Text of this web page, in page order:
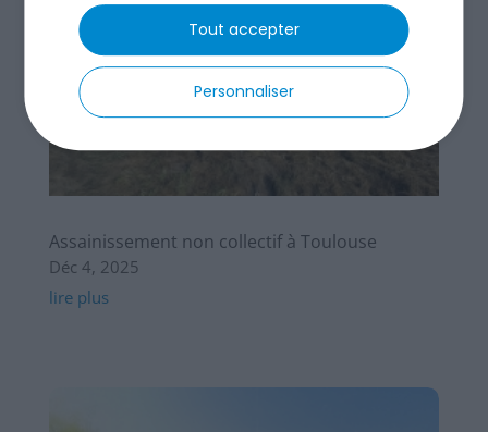
Personnaliser
Tout accepter
Assainissement non collectif à Toulouse
Déc 4, 2025
lire plus